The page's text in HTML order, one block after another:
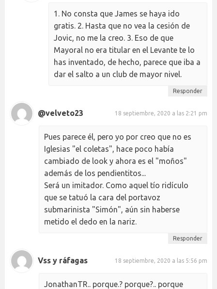
1. No consta que James se haya ido
gratis. 2. Hasta que no vea la cesión de
Jovic, no me la creo. 3. Eso de que
Mayoral no era titular en el Levante te lo
has inventado, de hecho, parece que iba a
dar el salto a un club de mayor nivel.
Responder
@velveto23 18 septiembre, 2020 a las 2:21 pm
Pues parece él, pero yo por creo que no es
Iglesias "el coletas", hace poco había
cambiado de look y ahora es el "moños"
además de los pendientitos...
Será un imitador. Como aquel tío ridículo
que se tatuó la cara del portavoz
submarinista "Simón", aún sin haberse
metido el dedo en la nariz.
Responder
Vss y ráfagas 18 septiembre, 2020 a las 5:56 pm
JonathanTR.. porque.? porque?.. porque